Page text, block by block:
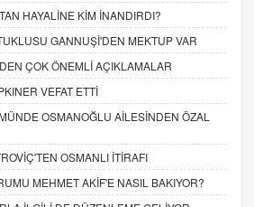
HAYALİNE KİM İNANDIRDI?
GANNUŞİ'DEN MEKTUP VAR
ÇOK ÖNEMLİ AÇIKLAMALAR
VEFAT ETTİ
OSMANOĞLU AİLESİNDEN ÖZAL
OSMANLI İTİRAFI
MEHMET AKİF'E NASIL BAKIYOR?